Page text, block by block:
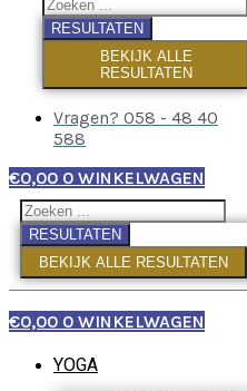
RESULTATEN
BEKIJK ALLE
RESULTATEN
Vragen? 058 - 48 40
588
€0,00 0 WINKELWAGEN
RESULTATEN
BEKIJK ALLE RESULTATEN
€0,00 0 WINKELWAGEN
YOGA